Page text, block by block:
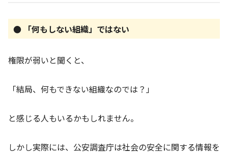
● 「何もしない組織」ではない
権限が弱いと聞くと、
「結局、何もできない組織なのでは？」
と感じる人もいるかもしれません。
しかし実際には、公安調査庁は社会の安全に関する情報を